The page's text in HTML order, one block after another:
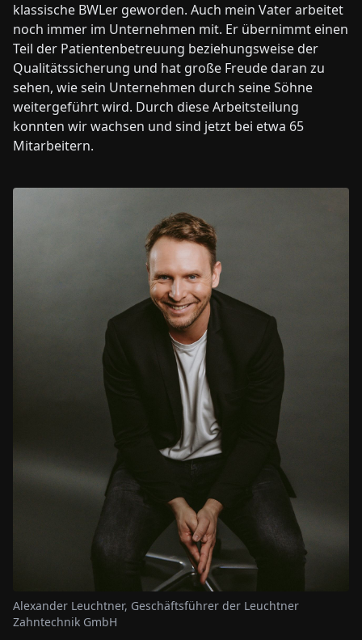
klassische BWLer geworden. Auch mein Vater arbeitet
noch immer im Unternehmen mit. Er übernimmt einen
Teil der Patientenbetreuung beziehungsweise der
Qualitätssicherung und hat große Freude daran zu
sehen, wie sein Unternehmen durch seine Söhne
weitergeführt wird. Durch diese Arbeitsteilung
konnten wir wachsen und sind jetzt bei etwa 65
Mitarbeitern.
Alexander Leuchtner, Geschäftsführer der Leuchtner
Zahntechnik GmbH